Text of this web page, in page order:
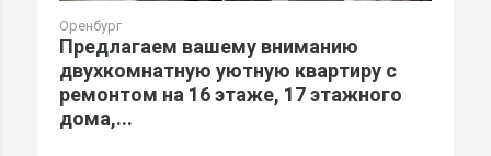
Оренбург
Предлагаем вашему вниманию
двухкомнатную уютную квартиру с
ремонтом на 16 этаже, 17 этажного
дома,...